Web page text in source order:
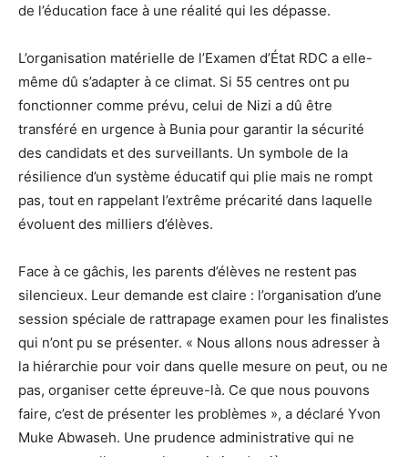
de l’éducation face à une réalité qui les dépasse.
L’organisation matérielle de l’Examen d’État RDC a elle-
même dû s’adapter à ce climat. Si 55 centres ont pu
fonctionner comme prévu, celui de Nizi a dû être
transféré en urgence à Bunia pour garantir la sécurité
des candidats et des surveillants. Un symbole de la
résilience d’un système éducatif qui plie mais ne rompt
pas, tout en rappelant l’extrême précarité dans laquelle
évoluent des milliers d’élèves.
Face à ce gâchis, les parents d’élèves ne restent pas
silencieux. Leur demande est claire : l’organisation d’une
session spéciale de rattrapage examen pour les finalistes
qui n’ont pu se présenter. « Nous allons nous adresser à
la hiérarchie pour voir dans quelle mesure on peut, ou ne
pas, organiser cette épreuve-là. Ce que nous pouvons
faire, c’est de présenter les problèmes », a déclaré Yvon
Muke Abwaseh. Une prudence administrative qui ne